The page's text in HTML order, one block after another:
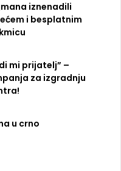
iznenadili
i besplatnim
mi prijatelj” –
za izgradnju
u crno